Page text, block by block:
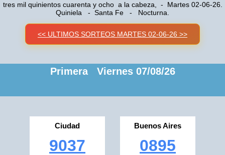
tres mil quinientos cuarenta y ocho a la cabeza, - Martes 02-06-26.
Quiniela - Santa Fe - Nocturna.
<< ULTIMOS SORTEOS MARTES 02-06-26 >>
Primera Viernes 07/08/26
Ciudad
9037
Buenos Aires
0895